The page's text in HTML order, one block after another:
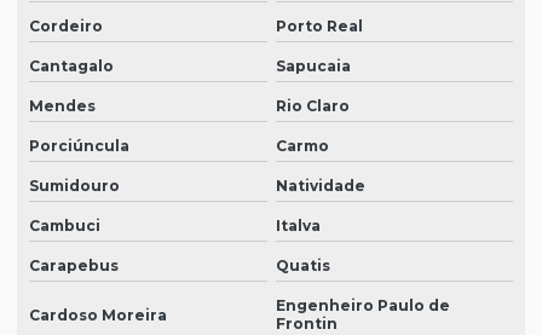
Cordeiro Porto Real
Cantagalo Sapucaia
Mendes Rio Claro
Porciúncula Carmo
Sumidouro Natividade
Cambuci Italva
Carapebus Quatis
Cardoso Moreira
Engenheiro Paulo de
Frontin